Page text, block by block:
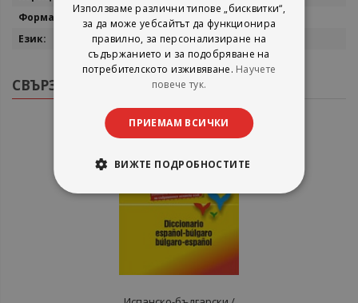
Български
СВЪРЗАНИ ПРОДУКТИ
Използваме различни типове „бисквитки“,
за да може уебсайтът да функционира
правилно, за персонализиране на
съдържанието и за подобряване на
потребителското изживяване. Научете
повече тук.
ПРИЕМАМ ВСИЧКИ
ВИЖТЕ ПОДРОБНОСТИТЕ